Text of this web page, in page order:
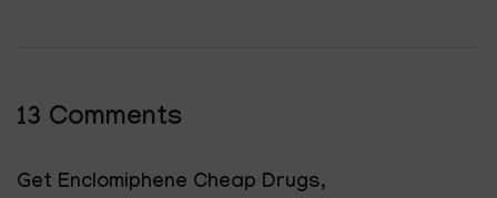
13 Comments
Get Enclomiphene Cheap Drugs,